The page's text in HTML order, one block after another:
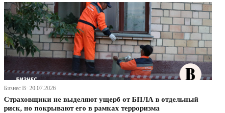
Бизнес В· 20.07.2026
Страховщики не выделяют ущерб от БПЛА в отдельный
риск, но покрывают его в рамках терроризма